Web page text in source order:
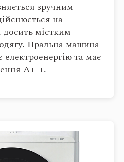
зручним
на
досить містким
Пральна машина
та має
А+++.